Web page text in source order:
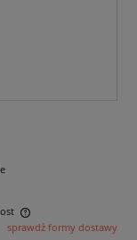
sprawdź formy dostawy